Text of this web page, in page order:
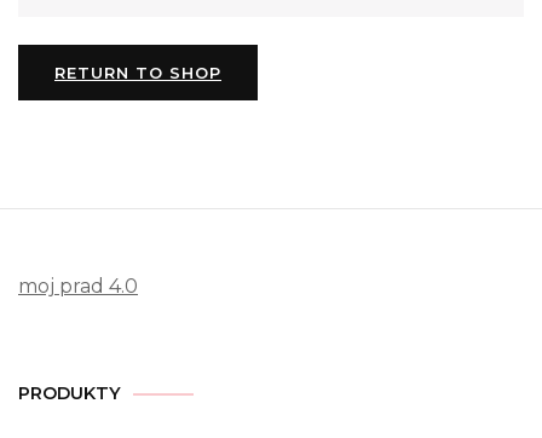
RETURN TO SHOP
moj prad 4.0
PRODUKTY